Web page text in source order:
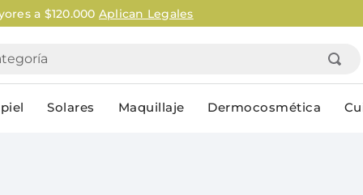
Retirá gratis en farmacias de todo
Solares Maquillaje Dermocosmética